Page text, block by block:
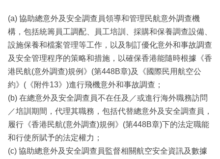
(a) 協助總意外及安全調查員領導和管理民航意外調查機
構，包括統籌員工調配、員工培訓、採購和保養調查設備、
設施保養和檔案管理等工作，以及制訂優化意外和事故調查
及安全管理程序的策略和措施，以確保香港能隨時根據《香
港民航(意外調查)規例》(第448B章)及《國際民用航空公
約》(《附件13》)進行飛機意外和事故調查；
(b) 在總意外及安全調查員不在任及／或進行海外職務訪問
／培訓期間，代理其職務，包括代替總意外及安全調查員，
履行《香港民航(意外調查)規例》(第448B章)下的法定職能
和行使所賦予的法定權力；
(c) 協助總意外及安全調查員監督相關航空安全資訊及數據